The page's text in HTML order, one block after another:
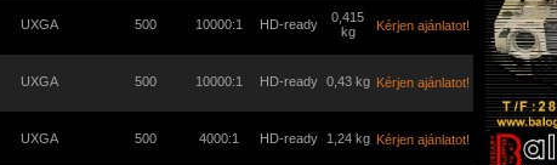
UXGA 500 10000:1 HD-ready
0,415
kg
Kérjen ajánlatot!
UXGA 500 10000:1 HD-ready 0,43 kg Kérjen ajánlatot!
UXGA 500 4000:1 HD-ready 1,24 kg Kérjen ajánlatot!